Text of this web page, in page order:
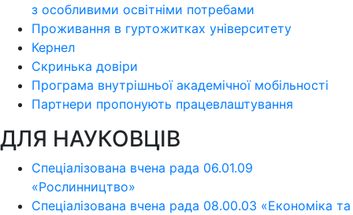
з особливими освітніми потребами
Проживання в гуртожитках університету
Кернел
Скринька довіри
Програма внутрішньої академічної мобільності
Партнери пропонують працевлаштування
ДЛЯ НАУКОВЦІВ
Спеціалізована вчена рада 06.01.09
«Рослинництво»
Спеціалізована вчена рада 08.00.03 «Економіка та